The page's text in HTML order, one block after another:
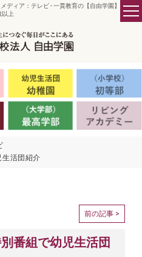
ディア：テレビ - 一貫教育の【自由学園】／
以上
生活団紹介
前の記事 >
番組で幼児生活団